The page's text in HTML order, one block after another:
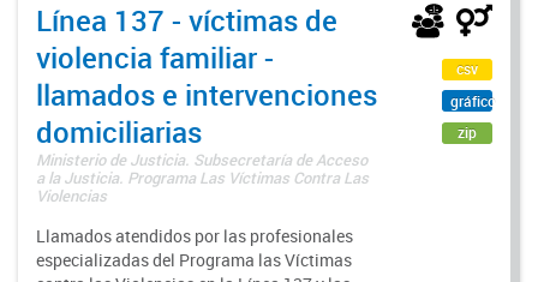
Línea 137 - víctimas de
violencia familiar -
llamados e intervenciones
domiciliarias
Ministerio de Justicia. Subsecretaría de Acceso
a la Justicia. Programa Las Víctimas Contra Las
Violencias
Llamados atendidos por las profesionales
especializadas del Programa las Víctimas
csv
gráfico
zip